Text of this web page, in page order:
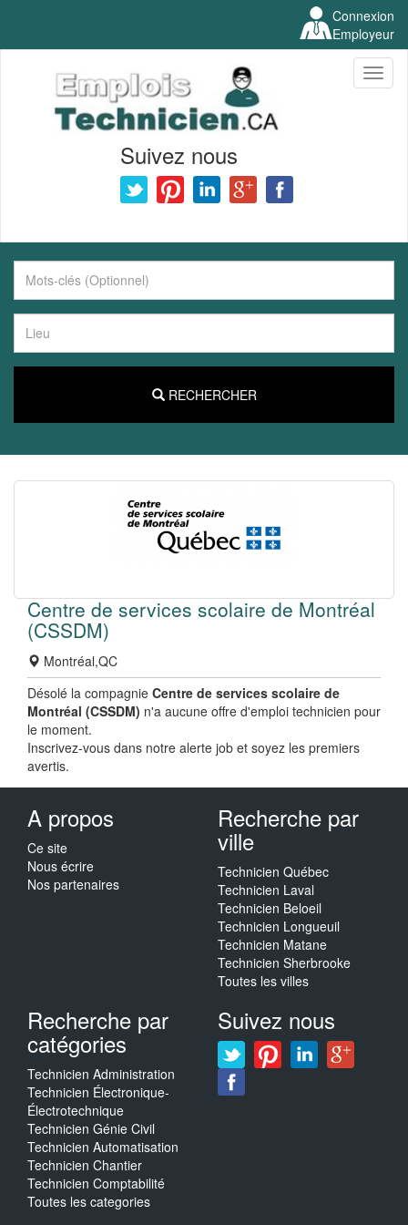
Connexion
Employeur
Suivez nous
RECHERCHER
Centre de services scolaire de Montréal
(CSSDM)
Montréal,QC
Désolé la compagnie Centre de services scolaire de
Montréal (CSSDM) n'a aucune offre d'emploi technicien pour
le moment.
Inscrivez-vous dans notre alerte job et soyez les premiers
avertis.
A propos
Ce site
Nous écrire
Nos partenaires
Recherche par
ville
Technicien Québec
Technicien Laval
Technicien Beloeil
Technicien Longueuil
Technicien Matane
Technicien Sherbrooke
Toutes les villes
Recherche par
catégories
Technicien Administration
Technicien Électronique-
Électrotechnique
Technicien Génie Civil
Technicien Automatisation
Technicien Chantier
Technicien Comptabilité
Toutes les categories
Suivez nous